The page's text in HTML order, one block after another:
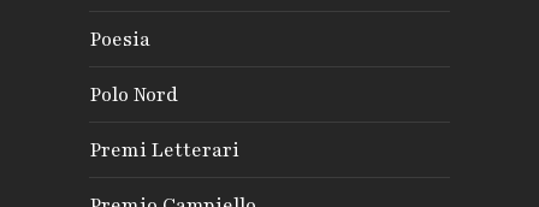
Poesia
Polo Nord
Premi Letterari